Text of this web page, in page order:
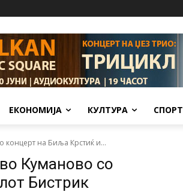
ЕКОНОМИЈА КУЛТУРА СПОРТ
концерт на Биља Крстиќ и...
Куманово со
Бистрик